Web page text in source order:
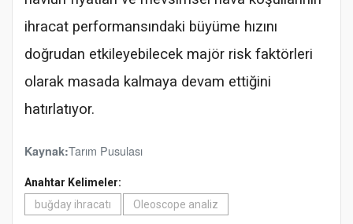
ihracat performansındaki büyüme hızını
doğrudan etkileyebilecek majör risk faktörleri
olarak masada kalmaya devam ettiğini
hatırlatıyor.
Kaynak:Tarım Pusulası
Anahtar Kelimeler:
buğday ihracatı
Oleoscope analiz